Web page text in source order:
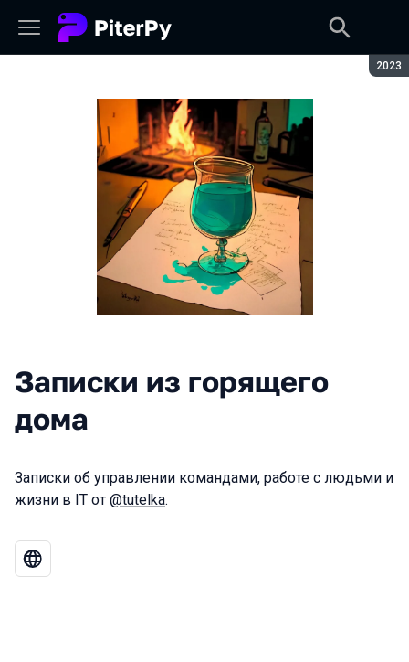
2023
Записки из горящего
дома
Записки об управлении командами, работе с людьми и
жизни в IT от @tutelka.